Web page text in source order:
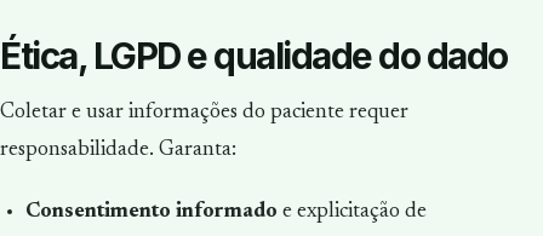
Ética, LGPD e qualidade do dado
Coletar e usar informações do paciente requer
responsabilidade. Garanta:
Consentimento informado e explicitação de